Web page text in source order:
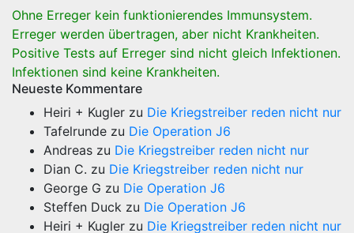
Ohne Erreger kein funktionierendes Immunsystem.
Erreger werden übertragen, aber nicht Krankheiten.
Positive Tests auf Erreger sind nicht gleich Infektionen.
Infektionen sind keine Krankheiten.
Neueste Kommentare
Heiri + Kugler zu Die Kriegstreiber reden nicht nur
Tafelrunde zu Die Operation J6
Andreas zu Die Kriegstreiber reden nicht nur
Dian C. zu Die Kriegstreiber reden nicht nur
George G zu Die Operation J6
Steffen Duck zu Die Operation J6
Heiri + Kugler zu Die Kriegstreiber reden nicht nur